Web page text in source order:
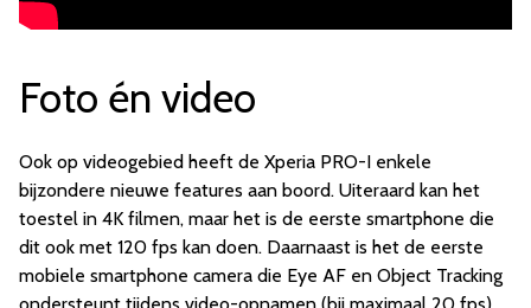
Foto én video
Ook op videogebied heeft de Xperia PRO-I enkele
bijzondere nieuwe features aan boord. Uiteraard kan het
toestel in 4K filmen, maar het is de eerste smartphone die
dit ook met 120 fps kan doen. Daarnaast is het de eerste
mobiele smartphone camera die Eye AF en Object Tracking